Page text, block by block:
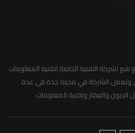
لشركة التقنية الخاصة لتقنية المعلومات
في عام 1419هجري وتعمل الشركة في مدينة جدة في عدة
والعقار وتقنية المعلومات